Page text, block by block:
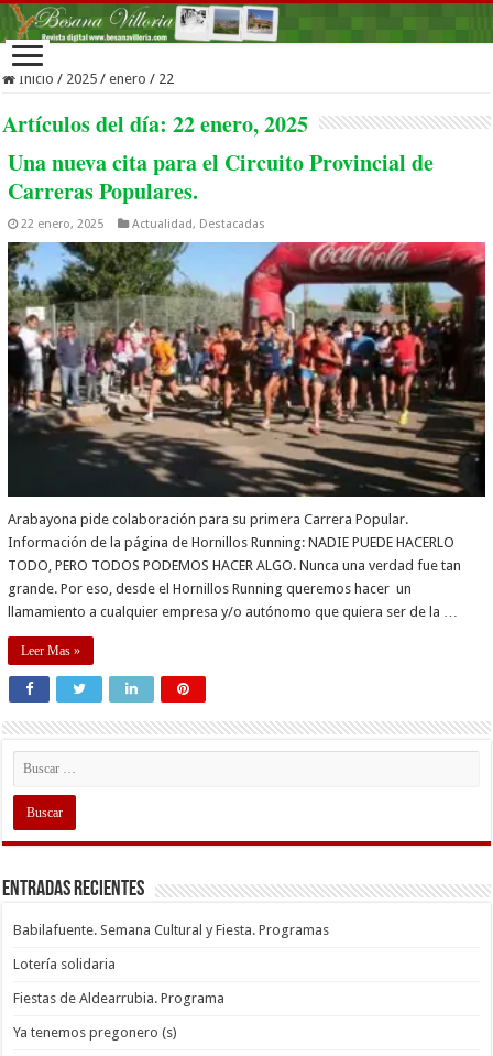
Inicio / 2025 / enero / 22
Artículos del día:22 enero, 2025
Una nueva cita para el Circuito Provincial de
Carreras Populares.
22 enero, 2025 Actualidad, Destacadas
Arabayona pide colaboración para su primera Carrera Popular.
Información de la página de Hornillos Running: NADIE PUEDE HACERLO
TODO, PERO TODOS PODEMOS HACER ALGO. Nunca una verdad fue tan
grande. Por eso, desde el Hornillos Running queremos hacer un
llamamiento a cualquier empresa y/o autónomo que quiera ser de la …
Leer Mas »
Entradas recientes
Babilafuente. Semana Cultural y Fiesta. Programas
Lotería solidaria
Fiestas de Aldearrubia. Programa
Ya tenemos pregonero (s)